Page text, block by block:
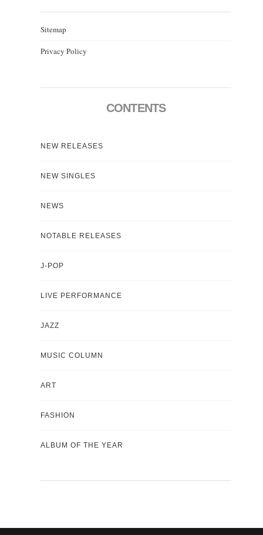
Sitemap
Privacy Policy
CONTENTS
NEW RELEASES
NEW SINGLES
NEWS
NOTABLE RELEASES
J-POP
LIVE PERFORMANCE
JAZZ
MUSIC COLUMN
ART
FASHION
ALBUM OF THE YEAR